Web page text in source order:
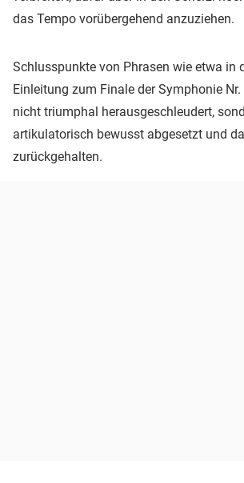
das Tempo vorübergehend anzuziehen.
Schlusspunkte von Phrasen wie etwa in
Einleitung zum Finale der Symphonie Nr.
nicht triumphal herausgeschleudert,
artikulatorisch bewusst abgesetzt und
zurückgehalten.